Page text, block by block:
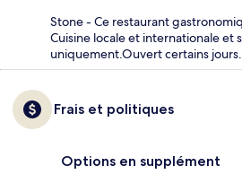
Stone - Ce restaurant
Cuisine locale et internationale et
uniquement.Ouvert certains jours.
Frais et politiques
Options en supplément